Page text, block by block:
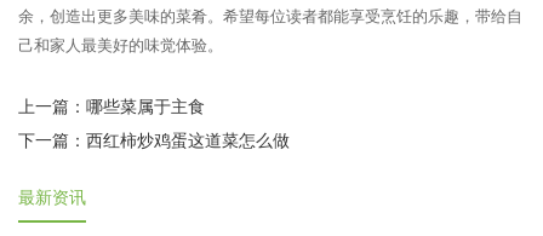
余，创造出更多美味的菜肴。希望每位读者都能享受烹饪的乐趣，带给自
己和家人最美好的味觉体验。
上一篇： 哪些菜属于主食
下一篇： 西红柿炒鸡蛋这道菜怎么做
最新资讯